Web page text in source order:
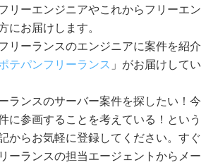
リーエンジニアやこれからフリーエン
にお届けします。
リーランスのエンジニアに案件を紹介
テパンフリーランス 」がお届けしてい
ランスのサーバー案件を探したい！今
に参画することを考えている！という
からお気軽に登録してください。すぐ
ーランスの担当エージェントからメー